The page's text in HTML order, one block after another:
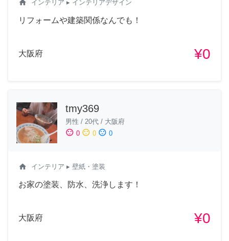
home インテリア ▸ インテリアデザイン
リフォームや建築関係なんでも！
大阪府 ¥0
tmy369
男性 / 20代 / 大阪府
sentiment_satisfied 0 sentiment_neutral 0 sentiment_dissatisfied 0
home インテリア ▸ 壁紙・塗装
お家の塗装、防水、洗浄します！
大阪府 ¥0